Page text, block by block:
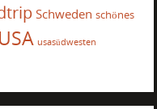
Schweden schönes
USA usasüdwesten